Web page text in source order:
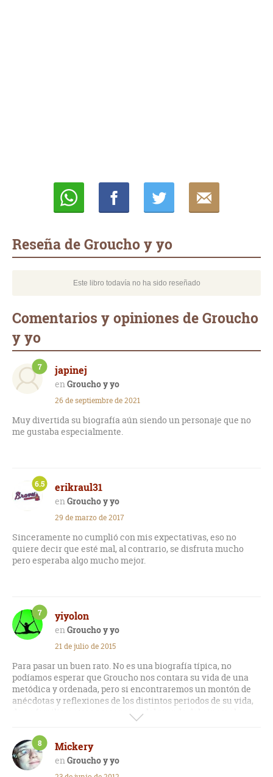
Reseña de Groucho y yo
Este libro todavía no ha sido reseñado
Comentarios y opiniones de Groucho
y yo
japinej
Groucho y yo
7
26 de septiembre de 2021
Muy divertida su biografía aún siendo un personaje que no
me gustaba especialmente.
erikraul31
Groucho y yo
6.5
29 de marzo de 2017
Sinceramente no cumplió con mis expectativas, eso no
quiere decir que esté mal, al contrario, se disfruta mucho
pero esperaba algo mucho mejor.
yiyolon
Groucho y yo
7
21 de julio de 2015
Para pasar un buen rato. No es una biografía típica, no
podíamos esperar que Groucho nos contara su vida de una
metódica y ordenada, pero si encontraremos un montón de
anécdotas y reflexiones de los distintos periodos de su vida,
de su familia y otros personajes, del mundo del cine y el
teatro, y de la sociedad que le tocó vivir, con episodios tan
conocidos como la ley seca en los Estados Unidos o el crack
de la bolsa. Siempre con un humor inteligente, con una
ironía mordaz que caracteriza todo el libro.
Mickery
Groucho y yo
8